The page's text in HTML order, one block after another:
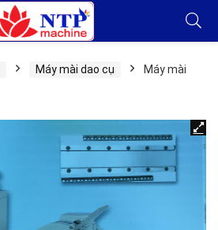
Máy mài dao cụ
Máy mài